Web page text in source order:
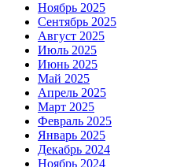
Ноябрь 2025
Сентябрь 2025
Август 2025
Июль 2025
Июнь 2025
Май 2025
Апрель 2025
Март 2025
Февраль 2025
Январь 2025
Декабрь 2024
Ноябрь 2024